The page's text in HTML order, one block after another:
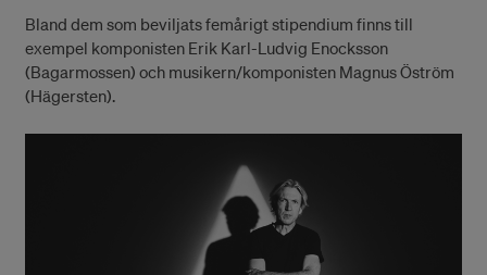
Bland dem som beviljats femårigt stipendium finns till
exempel komponisten Erik Karl-Ludvig Enocksson
(Bagarmossen) och musikern/komponisten Magnus Öström
(Hägersten).